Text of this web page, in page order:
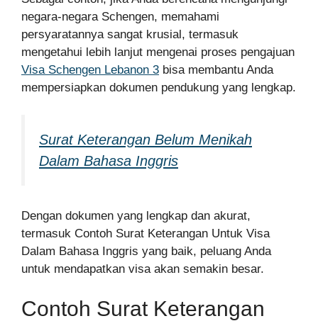
negara-negara Schengen, memahami
persyaratannya sangat krusial, termasuk
mengetahui lebih lanjut mengenai proses pengajuan
Visa Schengen Lebanon 3 bisa membantu Anda
mempersiapkan dokumen pendukung yang lengkap.
Surat Keterangan Belum Menikah
Dalam Bahasa Inggris
Dengan dokumen yang lengkap dan akurat,
termasuk Contoh Surat Keterangan Untuk Visa
Dalam Bahasa Inggris yang baik, peluang Anda
untuk mendapatkan visa akan semakin besar.
Contoh Surat Keterangan